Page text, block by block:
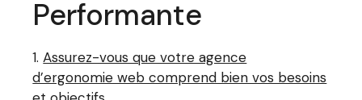
Performante
Assurez-vous que votre agence
d’ergonomie web comprend bien vos besoins